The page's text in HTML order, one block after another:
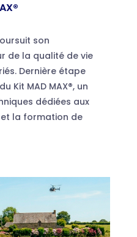
son
de la qualité de vie
Dernière étape
Kit MAD MAX®, un
dédiées aux
la formation de